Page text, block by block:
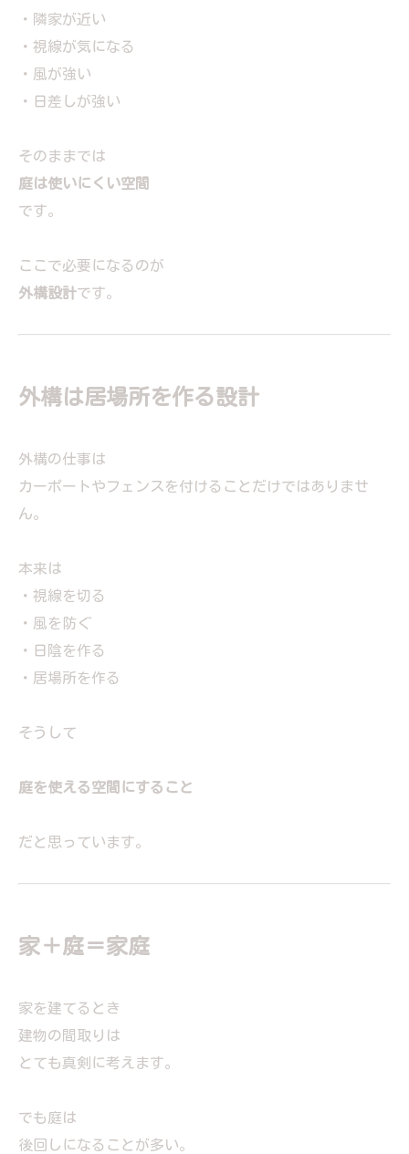
・隣家が近い
・視線が気になる
・風が強い
・日差しが強い
そのままでは
庭は使いにくい空間
です。
ここで必要になるのが
外構設計です。
外構は居場所を作る設計
外構の仕事は
カーポートやフェンスを付けることだけではありませ
ん。
本来は
・視線を切る
・風を防ぐ
・日陰を作る
・居場所を作る
そうして
庭を使える空間にすること
だと思っています。
家＋庭＝家庭
家を建てるとき
建物の間取りは
とても真剣に考えます。
でも庭は
後回しになることが多い。